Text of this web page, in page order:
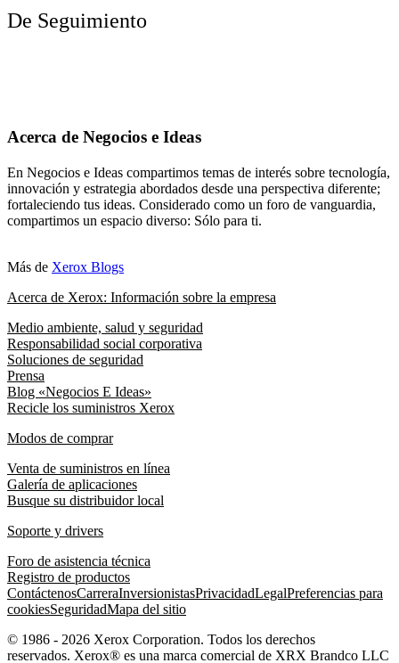
De Seguimiento
Acerca de Negocios e Ideas
En Negocios e Ideas compartimos temas de interés sobre tecnología,
innovación y estrategia abordados desde una perspectiva diferente;
fortaleciendo tus ideas. Considerado como un foro de vanguardia,
compartimos un espacio diverso: Sólo para ti.
Más de Xerox Blogs
Acerca de Xerox: Información sobre la empresa
Medio ambiente, salud y seguridad
Responsabilidad social corporativa
Soluciones de seguridad
Prensa
Blog «Negocios E Ideas»
Recicle los suministros Xerox
Modos de comprar
Venta de suministros en línea
Galería de aplicaciones
Busque su distribuidor local
Soporte y drivers
Foro de asistencia técnica
Registro de productos
ContáctenosCarreraInversionistasPrivacidadLegalPreferencias para
cookiesSeguridadMapa del sitio
© 1986 - 2026 Xerox Corporation. Todos los derechos
reservados. Xerox® es una marca comercial de XRX Brandco LLC